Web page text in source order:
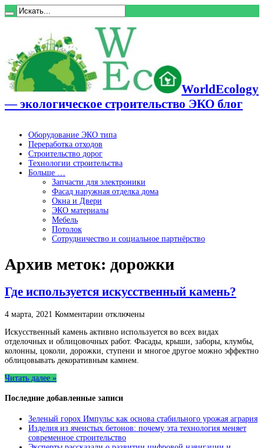
WorldEcology
— экологическое строительство ЭКО блог
Оборудование ЭКО типа
Переработка отходов
Строительство дорог
Технологии строительства
Больше …
Запчасти для электроники
Фасад наружная отделка дома
Окна и Двери
ЭКО материалы
Мебель
Потолок
Сотрудничество и социальное партнёрство
Архив меток: дорожки
Где используется искусственный камень?
4 марта, 2021 Комментарии к
Где
используется
искусственный
камень?
отключены
Искусственный камень активно используется во всех видах
отделочных и облицовочных работ. Фасады, крыши, заборы, клумбы,
колонны, цоколи, дорожки, ступени и многое другое можно эффектно
облицовывать декоративным камнем.
Читать далее »
Последние добавленные записи
Зеленый горох Импульс как основа стабильного урожая агрария
Изделия из ячеистых бетонов: почему эта технология меняет
современное строительство